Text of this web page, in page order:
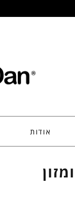
אודות